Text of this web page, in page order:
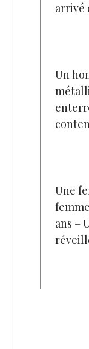
arrivé
Un
Une
ans –